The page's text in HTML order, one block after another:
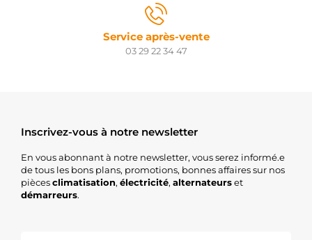
Service après-vente
03 29 22 34 47
Inscrivez-vous à notre newsletter
En vous abonnant à notre newsletter, vous serez informé.e
de tous les bons plans, promotions, bonnes affaires sur nos
piècesclimatisation, électricité, alternateurset
démarreurs.